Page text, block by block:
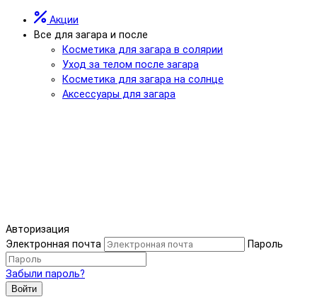
Акции
Все для загара и после
Косметика для загара в солярии
Уход за телом после загара
Косметика для загара на солнце
Аксессуары для загара
Авторизация
Электронная почта
Пароль
Забыли пароль?
Войти